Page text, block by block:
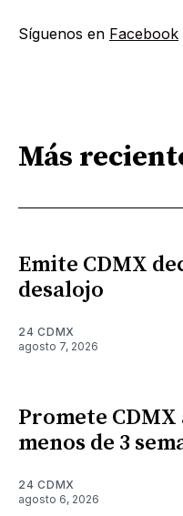
Síguenos en Facebook
Más
Emite CDMX
desalojo
24 CDMX
agosto 7, 2026
Promete
menos de 3
24 CDMX
agosto 6, 2026